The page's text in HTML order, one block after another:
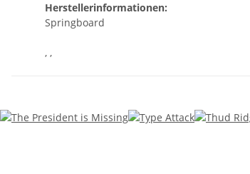
Herstellerinformationen:
Springboard
, ,